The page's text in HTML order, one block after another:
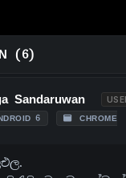
(6)
Sandaruwan
6
CHROME